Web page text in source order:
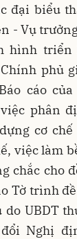
đại biểu
- Vụ
hình
phủ
cáo
phân
cơ
việc làm
chắc cho
Tờ trình
do UBDT
Nghị